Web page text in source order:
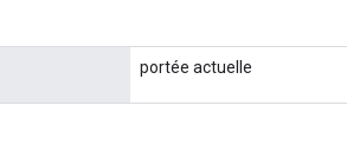
portée actuelle